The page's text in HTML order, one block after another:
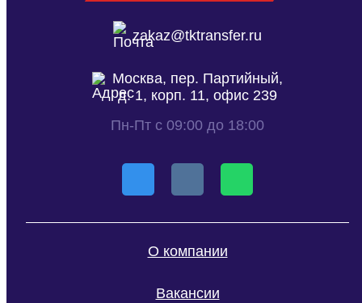
zakaz@tktransfer.ru
Москва, пер. Партийный,
д. 1, корп. 11, офис 239
Пн-Пт с 09:00 до 18:00
О компании
Вакансии